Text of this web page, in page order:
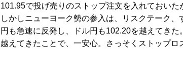
101.95で投げ売りのストップ注文を入れておいた
しかしニューヨーク勢の参入は、リスクテーク
円も急速に反発し、ドル円も102.20を越えてき
越えてきたことで、一安心。さっそくストップロ